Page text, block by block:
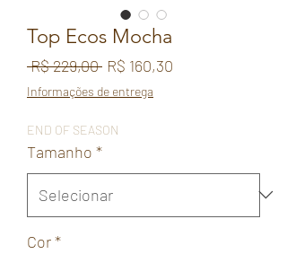
Top Ecos Mocha
R$ 229,00 Preço
normal
R$ 160,30
Informações de entrega
END OF SEASON
Tamanho *
Cor*